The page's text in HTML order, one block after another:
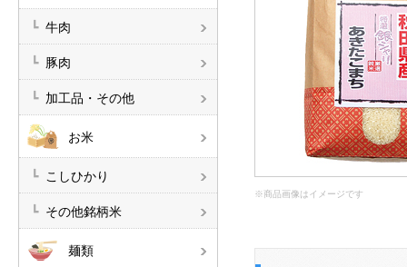
※商品画像はイメージです
牛肉
豚肉
加工品・その他
お米
こしひかり
その他銘柄米
麺類